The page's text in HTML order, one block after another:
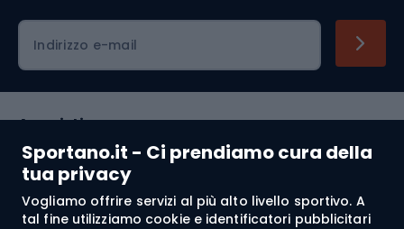
Sportano.it - Ci prendiamo cura della
tua privacy
Vogliamo offrire servizi al più alto livello sportivo. A
tal fine utilizziamo cookie e identificatori pubblicitari
Indirizzo e-mail
Acquisti
Servizio clienti
Regolamento